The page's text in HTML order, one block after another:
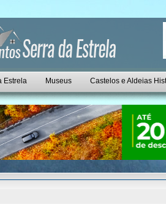
Estrela Museus Castelos e Aldeias